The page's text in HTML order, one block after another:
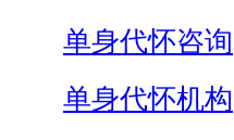
单身代怀咨询
单身代怀机构